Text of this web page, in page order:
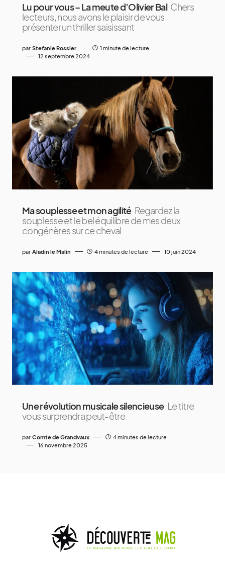
Lu pour vous – La meute d’Olivier Bal Chers
lecteurs, nous avons le plaisir de vous
présenter un thriller saisissant
par Stefanie Rossier
1 minute de lecture
12 septembre 2024
Ma souplesse et mon agilité Regardez la
souplesse et le bel équilibre de mes deux
congénères sur ce cheval
par Aladin le Malin 4 minutes de lecture 10 juin 2024
Une révolution musicale silencieuse Le titre
vous surprendra peut-être
par Comte de Grandvaux
4 minutes de lecture
16 novembre 2025